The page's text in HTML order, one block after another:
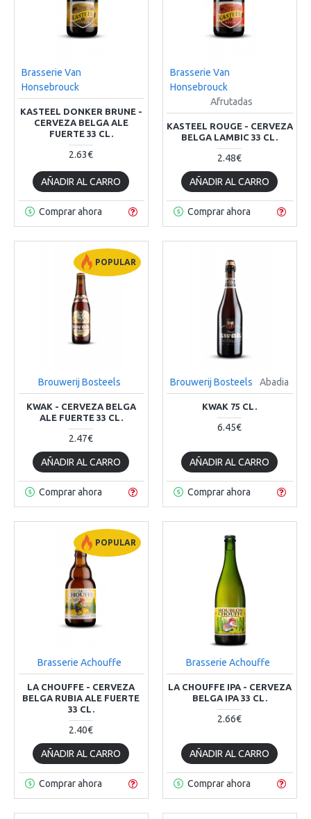
Brasserie Van
Honsebrouck
KASTEEL DONKER BRUNE -
CERVEZA BELGA ALE
FUERTE 33 CL.
2.63€
AÑADIR AL CARRO
Comprar ahora
Brasserie Van
Honsebrouck
Afrutadas
KASTEEL ROUGE - CERVEZA
BELGA LAMBIC 33 CL.
2.48€
AÑADIR AL CARRO
Comprar ahora
POPULAR
Brouwerij Bosteels
KWAK - CERVEZA BELGA
ALE FUERTE 33 CL.
2.47€
AÑADIR AL CARRO
Comprar ahora
Brouwerij Bosteels Abadia
KWAK 75 CL.
6.45€
AÑADIR AL CARRO
Comprar ahora
POPULAR
Brasserie Achouffe
LA CHOUFFE - CERVEZA
BELGA RUBIA ALE FUERTE
33 CL.
2.40€
AÑADIR AL CARRO
Comprar ahora
Brasserie Achouffe
LA CHOUFFE IPA - CERVEZA
BELGA IPA 33 CL.
2.66€
AÑADIR AL CARRO
Comprar ahora